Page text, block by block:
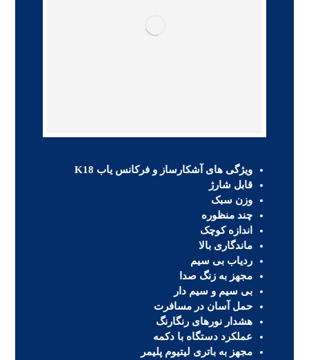
ویژگی های آشکارساز و فرکانس یاب K18
قابل شارژ
وزن سبک
چند منظوره
اندازه کوچک
ماندگاری بالا
ردیاب بی سیم
مجهز به زنگ صدا
بی سیم و سیم دار
حمل آسان در مسافرت
هشدار نورهای رنگارنگ
عملکرد دستگاه با دکمه
مجهز به باتری لیتیوم پلیمر